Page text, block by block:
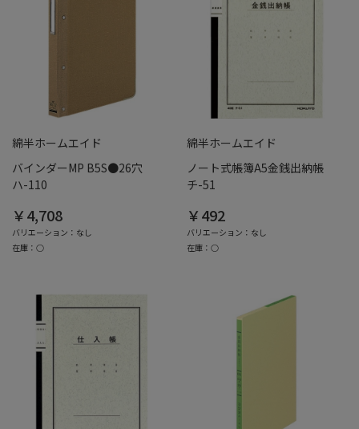
綿半ホームエイド
バインダーMP B5S●26穴
ハ-110
￥4,708
バリエーション：なし
在庫：○
綿半ホームエイド
ノート式帳簿A5金銭出納帳
チ-51
￥492
バリエーション：なし
在庫：○